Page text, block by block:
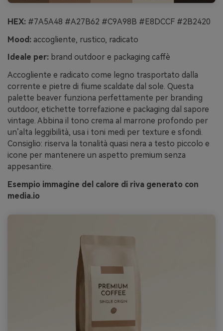
HEX: #7A5A48 #A27B62 #C9A98B #E8DCCF #2B2420
Mood: accogliente, rustico, radicato
Ideale per: brand outdoor e packaging caffè
Accogliente e radicato come legno trasportato dalla
corrente e pietre di fiume scaldate dal sole. Questa
palette beaver funziona perfettamente per branding
outdoor, etichette torrefazione e packaging dal sapore
vintage. Abbina il tono crema al marrone profondo per
un’alta leggibilità, usa i toni medi per texture e sfondi.
Consiglio: riserva la tonalità quasi nera a testo piccolo e
icone per mantenere un aspetto premium senza
appesantire.
Esempio immagine del calore di riva generato con
media.io